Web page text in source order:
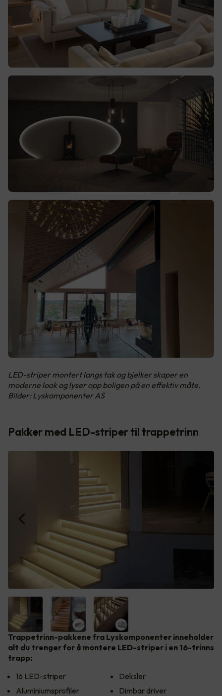
LED-striper montert langs tak og bjelker skaper en
moderne look og lyser opp boligen på en effektiv måte.
Bilder: Lyskomponenter AS
Pakker med LED-striper til trappetrinn
Trappetrinn-pakkene fra Lyskomponenter inneholder
alt du trenger for å montere LED-striper i en 16-trinns
trapp:
16 LED-striper
Aluminiumsprofiler
Deksler
Dimbar driver